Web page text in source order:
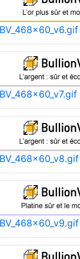
BV_468x60_v6.gif
BV_468x60_v7.gif
BV_468x60_v8.gif
BV_468x60_v9.gif